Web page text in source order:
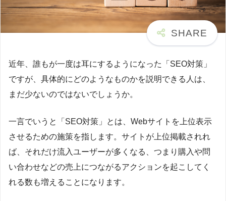
近年、誰もが一度は耳にするようになった「SEO対策」
ですが、具体的にどのようなものかを説明できる人は、
まだ少ないのではないでしょうか。
一言でいうと「SEO対策」とは、Webサイトを上位表示
させるための施策を指します。サイトが上位掲載されれ
ば、それだけ流入ユーザーが多くなる、つまり購入や問
い合わせなどの売上につながるアクションを起こしてく
れる数も増えることになります。